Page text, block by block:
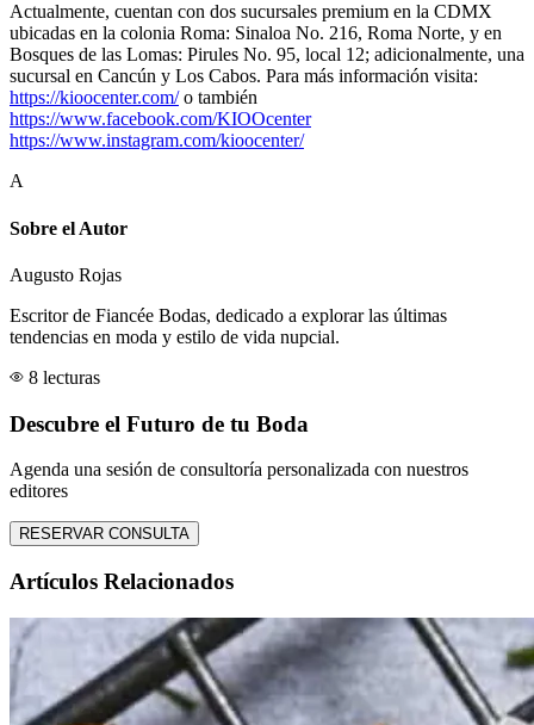
Actualmente, cuentan con dos sucursales premium en la CDMX
ubicadas en la colonia Roma: Sinaloa No. 216, Roma Norte, y en
Bosques de las Lomas: Pirules No. 95, local 12; adicionalmente, una
sucursal en Cancún y Los Cabos. Para más información visita:
https://kioocenter.com/o también
https://www.facebook.com/KIOOcenter
https://www.instagram.com/kioocenter/
A
Sobre el Autor
Augusto Rojas
Escritor de Fiancée Bodas, dedicado a explorar las últimas
tendencias en moda y estilo de vida nupcial.
8 lecturas
Descubre el Futuro de tu Boda
Agenda una sesión de consultoría personalizada con nuestros
editores
RESERVAR CONSULTA
Artículos Relacionados